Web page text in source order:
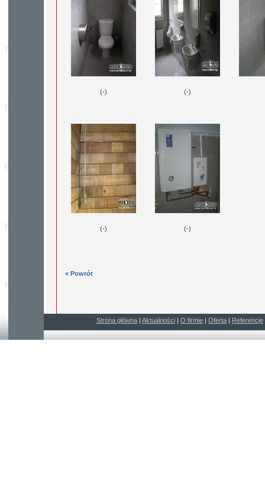
(-) (-)
(-) (-)
« Powrót
Strona główna | Aktualności | O firmie | Oferta | Referencje